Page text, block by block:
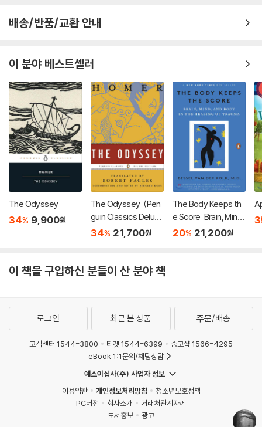
배송/반품/교환 안내
이 분야 베스트셀러
The Odyssey
34% 9,900원
The Odyssey: (Pen
guin Classics Deluxe
Edition)
34% 21,700원
The Body Keeps th
e Score: Brain, Mind,
and Body in the Heal
20% 21,200원
이 책을 구입하신 분들이 산 분야 책
로그인 최근 본 상품 주문/배송
고객센터 1544-3800 티켓 1544-6399
중고샵 1566-4295
eBook 1:1문의/채팅상담
예스이십사(주) 사업자 정보
이용약관
개인정보처리방침
청소년보호정책
PC버전
회사소개
거래처관계자께
도서홍보
광고